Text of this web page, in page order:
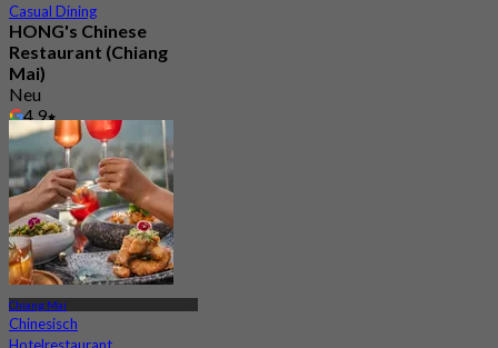
Casual Dining
HONG's Chinese
Restaurant (Chiang
Mai)
Neu
4.9
Aus฿ 944
Chiang Mai
Chinesisch
Hotelrestaurant